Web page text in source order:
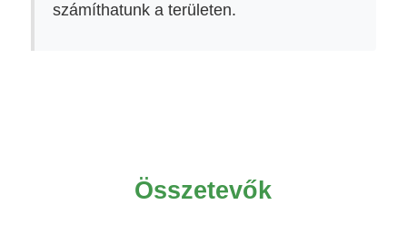
számíthatunk a területen.
Összetevők